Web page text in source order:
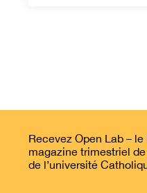
Recevez Open Lab – le
magazine trimestriel
de l’université